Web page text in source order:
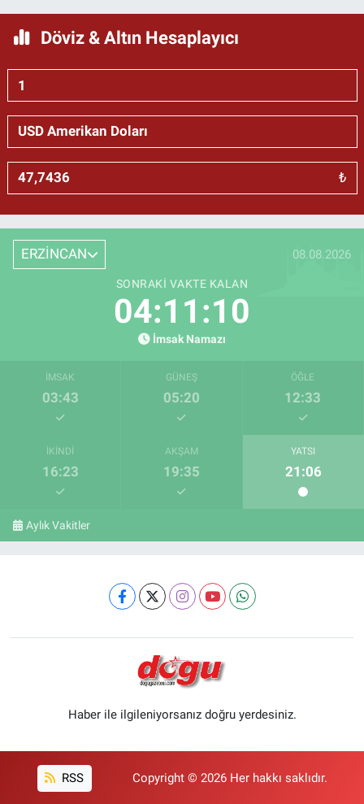
Döviz & Altın Hesaplayıcı
₺
ERZİNCAN 08.08.2026
SONRAKI VAKTE KALAN
04:11:10
İmsak Namazı
İMSAK
03:43
GÜNEŞ
05:20
ÖĞLE
12:33
İKINDI
16:23
AKŞAM
19:35
YATSI
21:06
Aylık Vakitler
Haber ile ilgileniyorsanız doğru yerdesiniz.
RSS Copyright © 2026 Her hakkı saklıdır.